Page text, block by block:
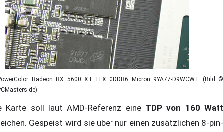
Radeon RX 5600 XT ITX GDDR6 Micron 9YA77-D9WCWT (Bild ©
Karte soll laut AMD-Referenz eine TDP von 160 Watt
Gespeist wird sie über nur einen zusätzlichen 8-pin-